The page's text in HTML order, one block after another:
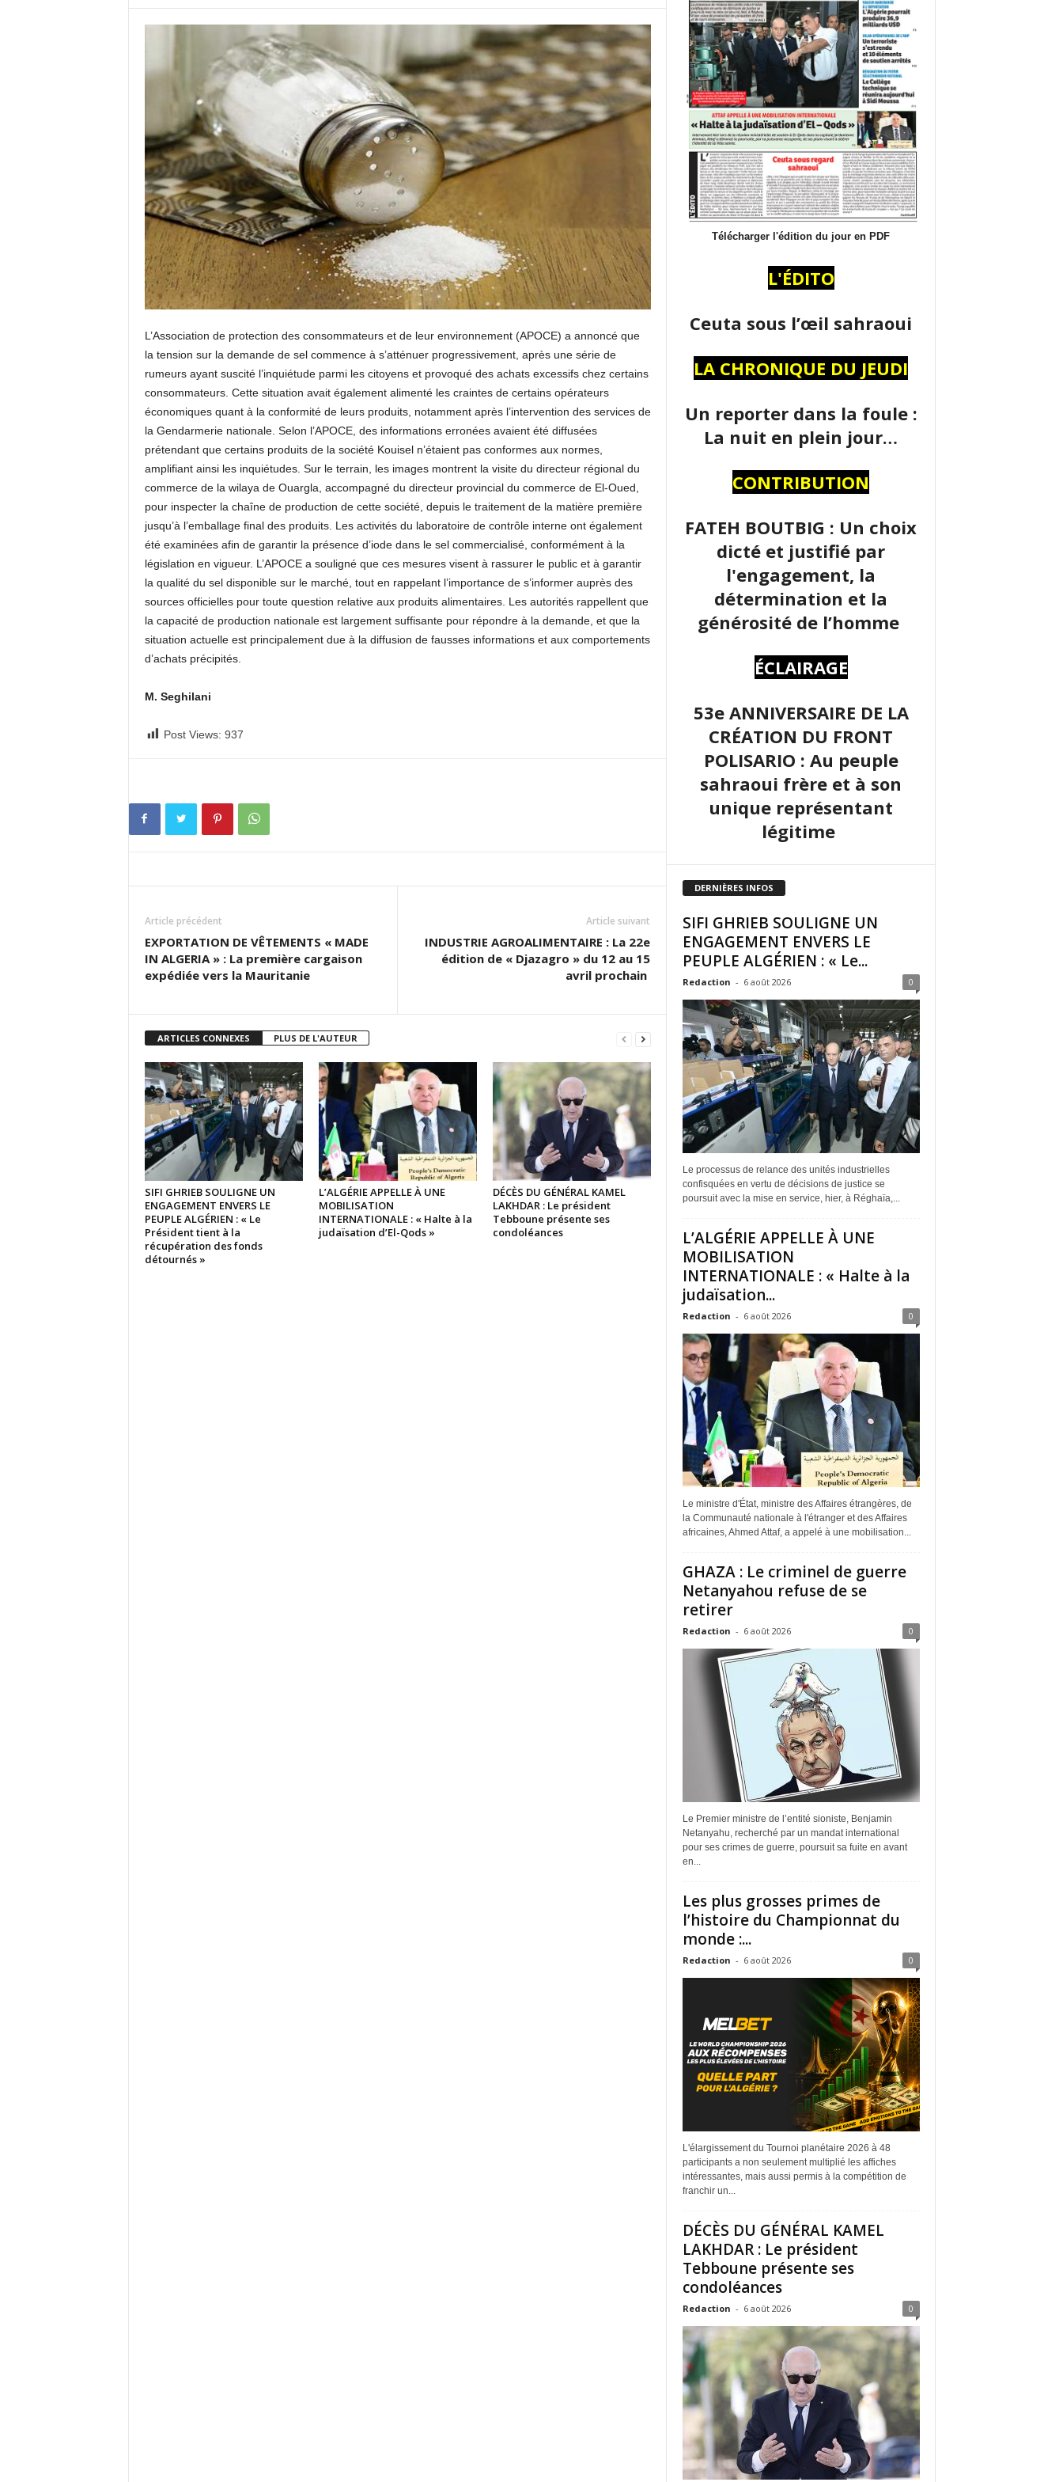
L’Association de protection des consommateurs et de leur environnement (APOCE) a annoncé que
la tension sur la demande de sel commence à s’atténuer progressivement, après une série de
rumeurs ayant suscité l’inquiétude parmi les citoyens et provoqué des achats excessifs chez certains
consommateurs. Cette situation avait également alimenté les craintes de certains opérateurs
économiques quant à la conformité de leurs produits, notamment après l’intervention des services de
la Gendarmerie nationale. Selon l’APOCE, des informations erronées avaient été diffusées
prétendant que certains produits de la société Kouisel n’étaient pas conformes aux normes,
amplifiant ainsi les inquiétudes. Sur le terrain, les images montrent la visite du directeur régional du
commerce de la wilaya de Ouargla, accompagné du directeur provincial du commerce de El-Oued,
pour inspecter la chaîne de production de cette société, depuis le traitement de la matière première
jusqu’à l’emballage final des produits. Les activités du laboratoire de contrôle interne ont également
été examinées afin de garantir la présence d’iode dans le sel commercialisé, conformément à la
législation en vigueur. L’APOCE a souligné que ces mesures visent à rassurer le public et à garantir
la qualité du sel disponible sur le marché, tout en rappelant l’importance de s’informer auprès des
sources officielles pour toute question relative aux produits alimentaires. Les autorités rappellent que
la capacité de production nationale est largement suffisante pour répondre à la demande, et que la
situation actuelle est principalement due à la diffusion de fausses informations et aux comportements
d’achats précipités.
M. Seghilani
Post Views: 937
Article précédent
EXPORTATION DE VÊTEMENTS « MADE
IN ALGERIA » : La première cargaison
expédiée vers la Mauritanie
Article suivant
INDUSTRIE AGROALIMENTAIRE : La 22e
édition de « Djazagro » du 12 au 15
avril prochain
ARTICLES CONNEXES PLUS DE L'AUTEUR
SIFI GHRIEB SOULIGNE UN
ENGAGEMENT ENVERS LE
PEUPLE ALGÉRIEN : « Le
Président tient à la
récupération des fonds
détournés »
L’ALGÉRIE APPELLE À UNE
MOBILISATION
INTERNATIONALE : « Halte à la
judaïsation d’El-Qods »
DÉCÈS DU GÉNÉRAL KAMEL
LAKHDAR : Le président
Tebboune présente ses
condoléances
Télécharger l'édition du jour en PDF
L'ÉDITO
Ceuta sous l’œil sahraoui
LA CHRONIQUE DU JEUDI
Un reporter dans la foule :
La nuit en plein jour…
CONTRIBUTION
FATEH BOUTBIG : Un choix
dicté et justifié par
l'engagement, la
détermination et la
générosité de l’homme
ÉCLAIRAGE
53e ANNIVERSAIRE DE LA
CRÉATION DU FRONT
POLISARIO : Au peuple
sahraoui frère et à son
unique représentant
légitime
DERNIÈRES INFOS
SIFI GHRIEB SOULIGNE UN
ENGAGEMENT ENVERS LE
PEUPLE ALGÉRIEN : « Le...
Redaction - 6 août 2026 0
Le processus de relance des unités industrielles
confisquées en vertu de décisions de justice se
poursuit avec la mise en service, hier, à Réghaïa,...
L’ALGÉRIE APPELLE À UNE
MOBILISATION
INTERNATIONALE : « Halte à la
judaïsation...
Redaction - 6 août 2026 0
Le ministre d'État, ministre des Affaires étrangères, de
la Communauté nationale à l'étranger et des Affaires
africaines, Ahmed Attaf, a appelé à une mobilisation...
GHAZA : Le criminel de guerre
Netanyahou refuse de se
retirer
Redaction - 6 août 2026 0
Le Premier ministre de l’entité sioniste, Benjamin
Netanyahu, recherché par un mandat international
pour ses crimes de guerre, poursuit sa fuite en avant
en...
Les plus grosses primes de
l’histoire du Championnat du
monde :...
Redaction - 6 août 2026 0
L'élargissement du Tournoi planétaire 2026 à 48
participants a non seulement multiplié les affiches
intéressantes, mais aussi permis à la compétition de
franchir un...
DÉCÈS DU GÉNÉRAL KAMEL
LAKHDAR : Le président
Tebboune présente ses
condoléances
Redaction - 6 août 2026 0